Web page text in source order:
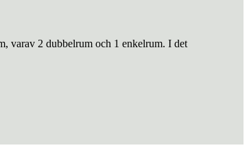
varav 2 dubbelrum och 1 enkelrum. I det